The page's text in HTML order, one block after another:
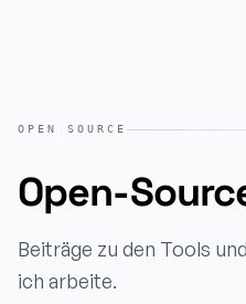
OPEN SOURCE
Open-
Beiträge zu den Tools
ich arbeite.